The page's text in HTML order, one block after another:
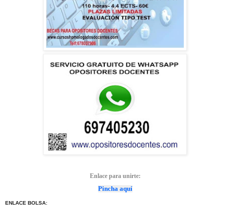
Enlace para unirte:
Pincha aquí
ENLACE BOLSA: